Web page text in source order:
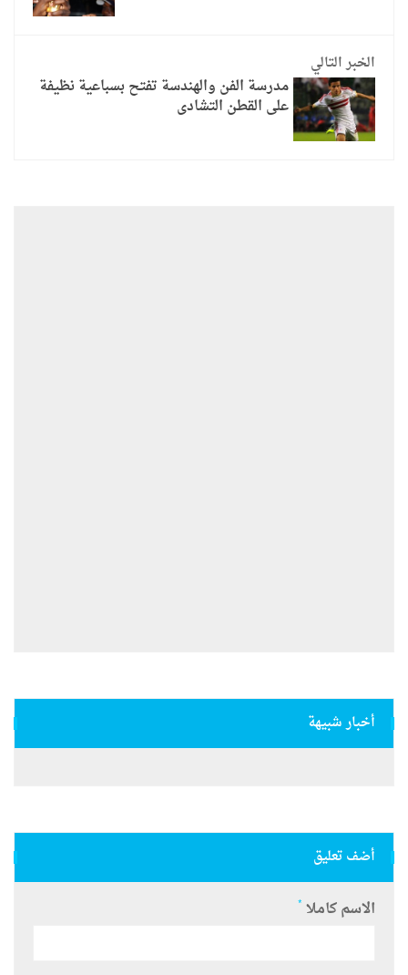
الخبر التالي
مدرسة الفن والهندسة تفتح بسباعية نظيفة
على القطن التشادى
أخبار شبيهة
أضف تعليق
الاسم كاملا *